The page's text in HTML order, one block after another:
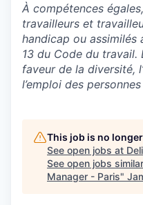
À compétences
travailleurs et
handicap ou assimilés
13 du Code du travail.
faveur de la diversité,
l’emploi des
This job is no
See open jobs at
See open jobs
Manager - Paris"